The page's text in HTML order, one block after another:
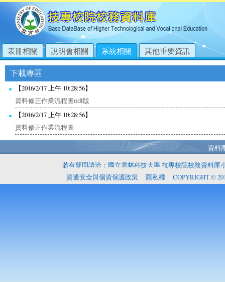
表冊相關 說明會相關 系統相關 其他重要資訊
下載專區
【2016/2/17 上午 10:28:56】
資料修正作業流程圖odt版
【2016/2/17 上午 10:28:56】
資料修正作業流程圖
資料
若有疑問請洽：國立雲林科技大學 技專校院校務資料
資通安全與個資保護政策
隱私權 COPYRIGHT ©